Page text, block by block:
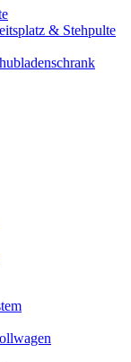
& Stehpulte